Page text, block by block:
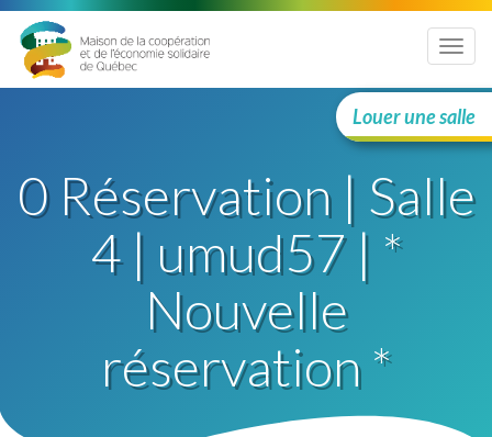
Menu
Louer une salle
0 Réservation | Salle
4 | umud57 | *
Nouvelle
réservation *